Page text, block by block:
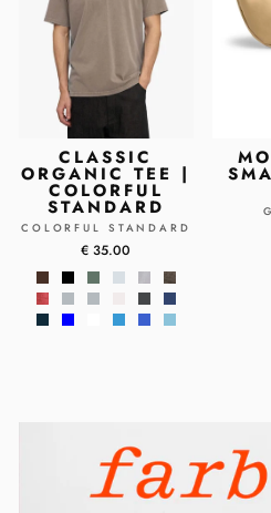
CLASSIC
ORGANIC TEE |
COLORFUL
STANDARD
COLORFUL STANDARD
€ 35.00